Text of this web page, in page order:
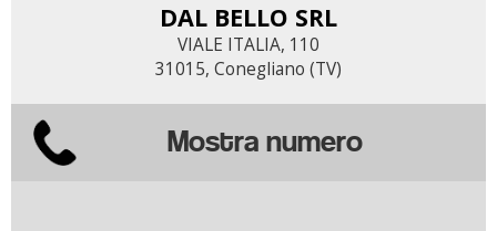
DAL BELLO SRL
VIALE ITALIA, 110
31015, Conegliano (TV)
Mostra numero